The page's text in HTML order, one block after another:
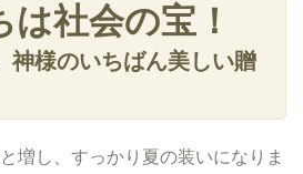
は社会の宝！
神様のいちばん美しい贈
増し、すっかり夏の装いになりま